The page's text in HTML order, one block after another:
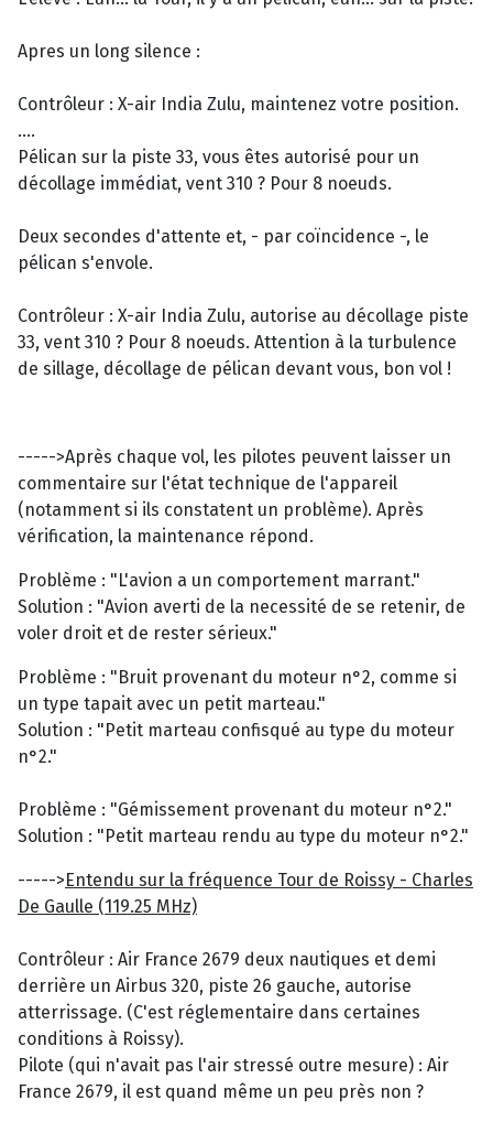
Apres un long silence :
Contrôleur : X-air India Zulu, maintenez votre position.
....
Pélican sur la piste 33, vous êtes autorisé pour un
décollage immédiat, vent 310 ? Pour 8 noeuds.
Deux secondes d'attente et, - par coïncidence -, le
pélican s'envole.
Contrôleur : X-air India Zulu, autorise au décollage piste
33, vent 310 ? Pour 8 noeuds. Attention à la turbulence
de sillage, décollage de pélican devant vous, bon vol !
----->Après chaque vol, les pilotes peuvent laisser un
commentaire sur l'état technique de l'appareil
(notamment si ils constatent un problème). Après
vérification, la maintenance répond.
Problème : "L'avion a un comportement marrant."
Solution : "Avion averti de la necessité de se retenir, de
voler droit et de rester sérieux."
Problème : "Bruit provenant du moteur n°2, comme si
un type tapait avec un petit marteau."
Solution : "Petit marteau confisqué au type du moteur
n°2."
Problème : "Gémissement provenant du moteur n°2."
Solution : "Petit marteau rendu au type du moteur n°2."
----->Entendu sur la fréquence Tour de Roissy - Charles
De Gaulle (119.25 MHz)
Contrôleur : Air France 2679 deux nautiques et demi
derrière un Airbus 320, piste 26 gauche, autorise
atterrissage. (C'est réglementaire dans certaines
conditions à Roissy).
Pilote (qui n'avait pas l'air stressé outre mesure) : Air
France 2679, il est quand même un peu près non ?